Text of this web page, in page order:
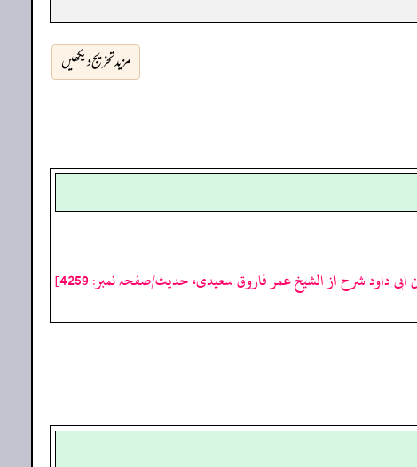
مزید تخریج دیکھیں
داود شرح از الشیخ عمر فاروق سعیدی، حدیث/صفحہ نمبر: 4259]